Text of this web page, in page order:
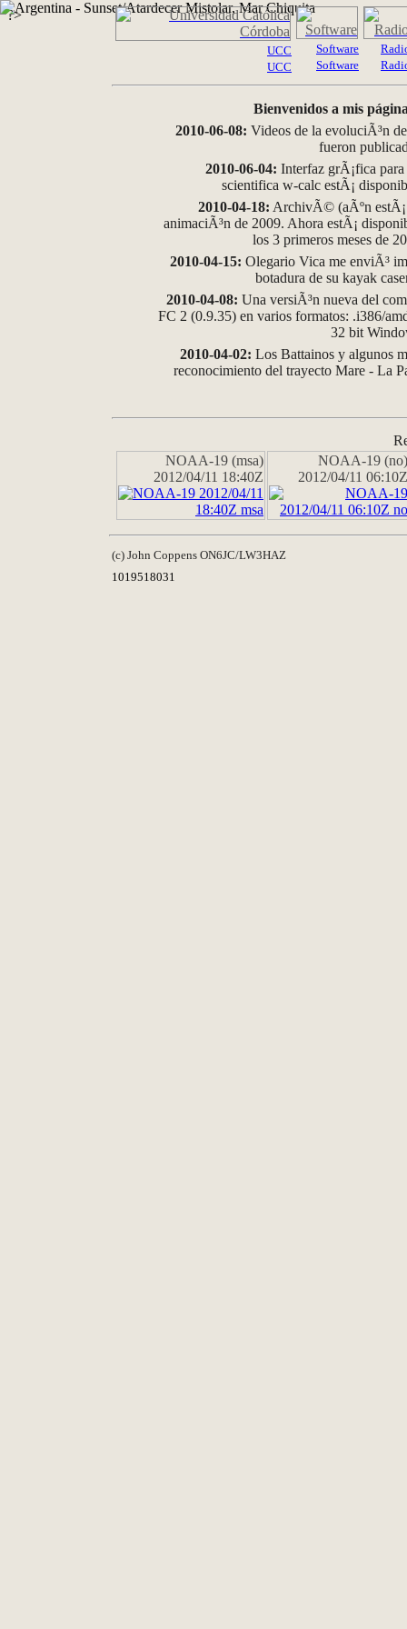
?>
UCC
UCC
Software
Software
Bienvenidos a mis
2010-06-08: Videos de la evoluciÃ³n
fueron
2010-06-04: Interfaz grÃ¡fica
scientifica w-calc estÃ¡
2010-04-18: ArchivÃ© (aÃºn
animaciÃ³n de 2009. Ahora estÃ¡
los 3 primeros meses de
2010-04-15: Olegario Vica me enviÃ³
botadura de su kayak
2010-04-08: Una versiÃ³n nueva del
FC 2 (0.9.35) en varios formatos: .i386/
32 bit
2010-04-02: Los Battainos y algunos
reconocimiento del trayecto Mare - La
NOAA-19 (msa)
2012/04/11 18:40Z
NOAA-19 (no)
2012/04/11 06:10Z
(c) John Coppens ON6JC/LW3HAZ
1019518031